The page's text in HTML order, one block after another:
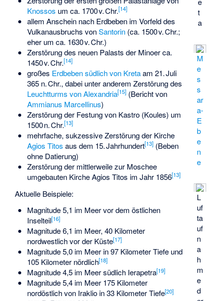
t
a
M
e
s
s
ar
a-
E
b
e
n
e
L
uf
ta
uf
n
a
h
m
e
d
Knossos um ca. 1700 v. Chr.[14]
allem Anschein nach Erdbeben im Vorfeld des
Vulkanausbruchs vonSantorin(ca. 1500 v. Chr.;
eher um ca. 1630 v. Chr.)
Zerstörung des neuen Palasts der Minoer ca.
1450 v. Chr.[14]
großes Erdbeben südlich von Kretaam 21. Juli
365 n. Chr., dabei unter anderem Zerstörung des
Leuchtturms von Alexandria[15](Bericht von
Ammianus Marcellinus)
Zerstörung der Festung von Kastro (Koules) um
1500 n. Chr.[13]
mehrfache, sukzessive Zerstörung der Kirche
Agios Titos aus dem 15. Jahrhundert[13](Beben
ohne Datierung)
Zerstörung der mittlerweile zur Moschee
umgebauten Kirche Agios Titos im Jahr 1856[13]
Aktuelle Beispiele:
Magnitude 5,1 im Meer vor dem östlichen
Inselteil[16]
Magnitude 6,1 im Meer, 40 Kilometer
nordwestlich vor der Küste[17]
Magnitude 5,0 im Meer in 97 Kilometer Tiefe und
105 Kilometer nördlich[18]
Magnitude 4,5 im Meer südlich Ierapetra[19]
Magnitude 5,4 im Meer 175 Kilometer
nordöstlich von Iraklio in 33 Kilometer Tiefe[20]